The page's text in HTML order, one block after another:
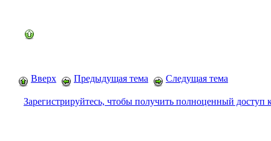
Вверх Предыдущая тема Следущая тема
Зарегистрируйтесь, чтобы получить полноценный доступ